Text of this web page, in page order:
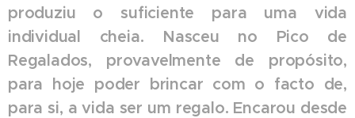
produziu o suficiente para uma vida
individual cheia. Nasceu no Pico de
Regalados, provavelmente de propósito,
para hoje poder brincar com o facto de,
para si, a vida ser um regalo. Encarou desde